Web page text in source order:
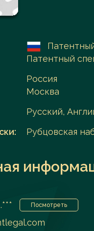
Патентный
Россия
Москва
Русский,
Рубцовская
Посмотреть